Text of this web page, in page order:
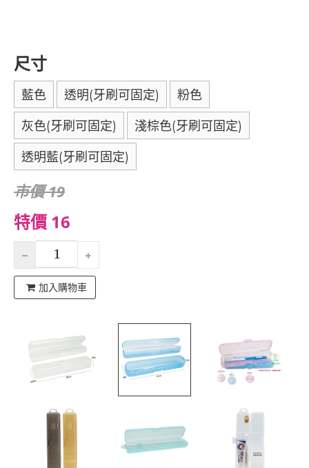
尺寸
藍色 透明(牙刷可固定) 粉色
灰色(牙刷可固定) 淺棕色(牙刷可固定)
透明藍(牙刷可固定)
市價 19
特價 16
加入購物車